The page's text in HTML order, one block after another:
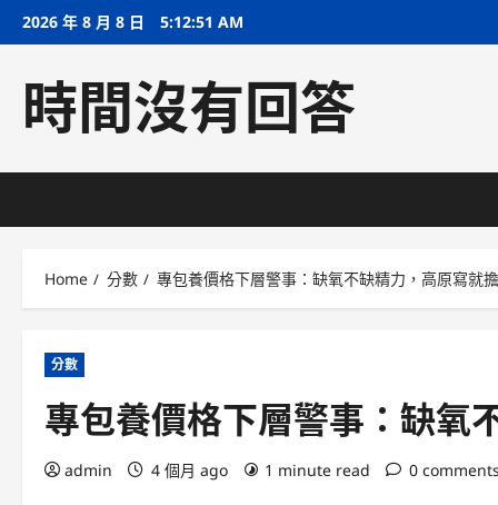
Skip2026 年 8 月 8 日 5:12:52 AM
時間沒有回答
Home 分數 專包養價格下層警事：缺氧不缺精力，高原寫就
分數
專包養價格下層警事：缺氧
admin 4 個月 ago 1 minute read 0 comments